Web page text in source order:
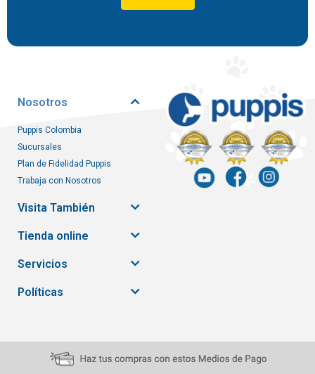
Nosotros
Puppis Colombia
Sucursales
Plan de Fidelidad Puppis
Trabaja con Nosotros
Visita También
Tienda online
Servicios
Políticas